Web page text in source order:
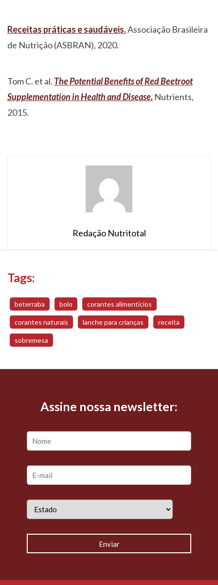
Receitas práticas e saudáveis.Associação Brasileira
de Nutrição (ASBRAN), 2020.
Tom C. et al. The Potential Benefits of Red Beetroot
Supplementation in Health and Disease. Nutrients,
2015.
Redação Nutritotal
Tags:
beterraba bolo corantes alimentícios
corantes naturais lanche para crianças receita
sobremesa
Assine nossa newsletter: